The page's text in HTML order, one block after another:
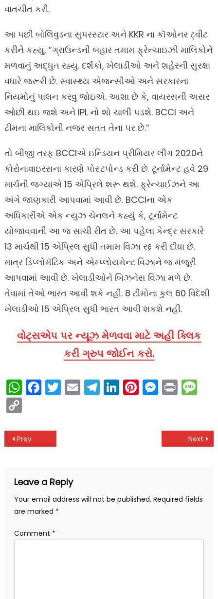
વાતચીત કરી.
આ પછી બોલિવુડના સુપરસ્ટાર અને KKR ના કૉઓનર ટ્વીટ
કરીને કહ્યુ, ”ગ્રાઉન્ડની બહાર તમામ ફ્રેન્ચાઇઝી માલિકોને
મળવાનું અદ્ઘુત રહ્યુ. દર્શકો, ખેલાડીઓ અને શહેરની સુરક્ષા
વધારે જરૂરી છે. સ્વાસ્થ્ય એજન્સીઓ અને સરકારના
નિયમોનું પાલન કરવુ જોઇએ. આશા છે કે, વાયરસની અસર
ઓછી થઇ જશે અને IPL નો શો ચાલી પડશે. BCCI અને
ટીમના માલિકોની નજર સતત તેના પર છે.”
તો બીજી તરફ BCCIએ ઇન્ડિયન પ્રીમિયર લીગ 2020ને
કોરોનાવાઇરસના કારણે પોસ્ટપોન્ડ કરી છે. ટૂર્નામેન્ટ હવે 29
માર્ચની જગ્યાએ 15 એપ્રિલે શરૂ થશે. ફ્રેન્ચાઈઝને આ
અંગે જાણકારી આપવામાં આવી છે. BCCIના એક
અધિકારીએ એક ન્યુઝ ચેનલને કહ્યું કે, ટૂર્નામેન્ટ
યોજાવવાની આ જ સાચી રીત છે. આ પહેલા કેન્દ્ર સરકારે
13 માર્ચથી 15 એપ્રિલ સુધી તમામ વિઝા રદ્દ કરી દીધા છે.
માત્ર ડિપ્લોમૅટિક અને એમ્પ્લોયમેન્ટ વિઝાને જ મંજૂરી
આપવામાં આવી છે. ખેલાડીઓને બિઝનેસ વિઝા મળે છે.
તેવામાં તેઓ ભારત આવી શકે નહીં. 8 ટીમોના કુલ 60 વિદેશી
ખેલાડીઓ 15 એપ્રિલ સુધી ભારત આવી શકશે નહીં.
વોટ્સએપ પર ન્યૂઝ મેળવવા માટે અહીં ક્લિક
કરી ગ્રુપ જોઈન કરો.
WhatsApp
Facebook
Twitter
EmailTelegram
LinkedIn
Pinterest
Print
Copy
Post
Prev Next
Leave a Reply
Your email address will not be published. Required fields
are marked *
Comment *